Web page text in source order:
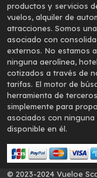
productos y servicios
vuelos, alquiler de
atracciones. Somos
asociado con
externos. No estamos
ninguna aerolínea,
cotizados a través de
tarifas. El motor de
herramienta de
simplemente para
asociados con
disponible en él.
© 2023-2024 Vueloe